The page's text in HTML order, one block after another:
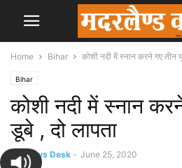
Home Bihar कोशी नदी में स्नान करने गए तीन
Bihar
कोशी नदी में स्नान
डूबे , दो लापता
By News Desk - June 25, 2020